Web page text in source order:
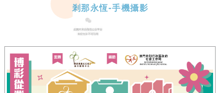
剎那永恆-手機攝影